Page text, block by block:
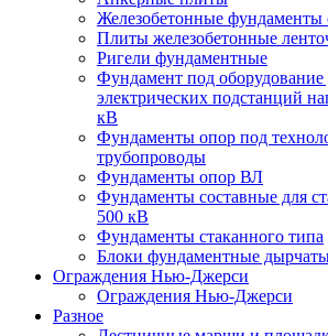
Железобетонные фундаменты
Плиты железобетонные
Ригели фундаментные
Фундамент под оборудование
электрических подстанций
кВ
Фундаменты опор под
трубопроводы
Фундаменты опор ВЛ
Фундаменты составные для
500 кВ
Фундаменты стаканного типа
Блоки фундаментные
Ограждения Нью-Джерси
Ограждения Нью-Джерси
Разное